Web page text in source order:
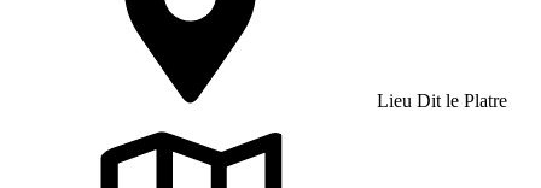
Lieu Dit le Platre